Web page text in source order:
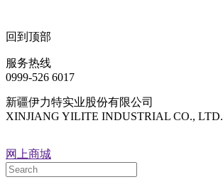
回到顶部
服务热线
0999-526 6017
新疆伊力特实业股份有限公司
XINJIANG YILITE INDUSTRIAL CO., LTD.
网上商城